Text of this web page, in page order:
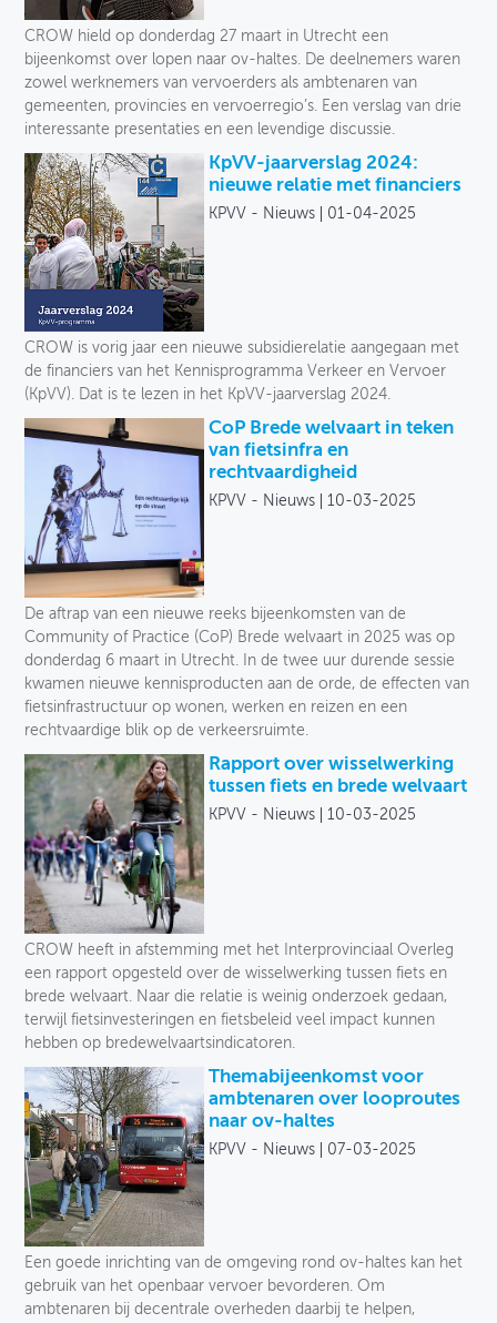
Toegankelijkheid
Verkeersveiligheid
Logistiek
Voetganger
Fiets
Collectief vervoer
Deelmobiliteit
Soort
CROW hield op donderdag 27 maart in Utrecht een
bijeenkomst over lopen naar ov-haltes. De deelnemers waren
zowel werknemers van vervoerders als ambtenaren van
gemeenten, provincies en vervoerregio’s. Een verslag van drie
interessante presentaties en een levendige discussie.
KpVV-jaarverslag 2024:
nieuwe relatie met financiers
KPVV - Nieuws 01-04-2025
CROW is vorig jaar een nieuwe subsidierelatie aangegaan met
de financiers van het Kennisprogramma Verkeer en Vervoer
(KpVV). Dat is te lezen in het KpVV-jaarverslag 2024.
CoP Brede welvaart in teken
van fietsinfra en
rechtvaardigheid
KPVV - Nieuws 10-03-2025
De aftrap van een nieuwe reeks bijeenkomsten van de
Community of Practice (CoP) Brede welvaart in 2025 was op
donderdag 6 maart in Utrecht. In de twee uur durende sessie
kwamen nieuwe kennisproducten aan de orde, de effecten van
fietsinfrastructuur op wonen, werken en reizen en een
rechtvaardige blik op de verkeersruimte.
Rapport over wisselwerking
tussen fiets en brede welvaart
KPVV - Nieuws 10-03-2025
CROW heeft in afstemming met het Interprovinciaal Overleg
een rapport opgesteld over de wisselwerking tussen fiets en
brede welvaart. Naar die relatie is weinig onderzoek gedaan,
terwijl fietsinvesteringen en fietsbeleid veel impact kunnen
hebben op bredewelvaartsindicatoren.
Themabijeenkomst voor
ambtenaren over looproutes
naar ov-haltes
KPVV - Nieuws 07-03-2025
Een goede inrichting van de omgeving rond ov-haltes kan het
gebruik van het openbaar vervoer bevorderen. Om
ambtenaren bij decentrale overheden daarbij te helpen,